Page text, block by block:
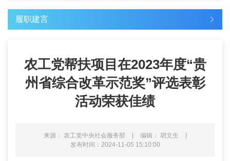
履职建言
农工党帮扶项目在2023年度“贵
州省综合改革示范奖”评选表彰
活动荣获佳绩
来源： 农工党中央社会服务部 | 编辑： 胡文生
|
发布时间：2024-11-05 15:10:00